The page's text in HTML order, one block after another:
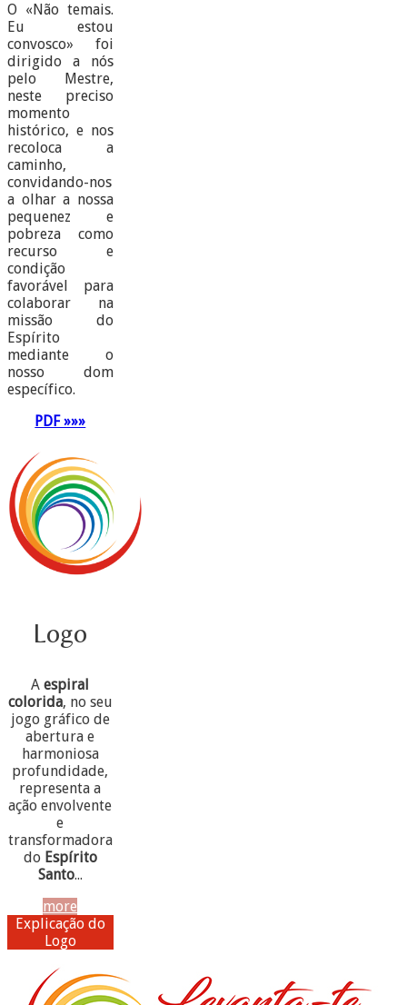
O «Não temais.
Eu estou
convosco» foi
dirigido a nós
pelo Mestre,
neste preciso
momento
histórico, e nos
recoloca a
caminho,
convidando-nos
a olhar a nossa
pequenez e
pobreza como
recurso e
condição
favorável para
colaborar na
missão do
Espírito
mediante o
nosso dom
específico.
PDF »»»
Logo
Aespiral
colorida, no seu
jogo gráfico de
abertura e
harmoniosa
profundidade,
representa a
ação envolvente
e
transformadora
do Espírito
Santo...
more
Explicação do
Logo